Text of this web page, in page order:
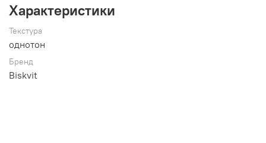
Характеристики
Текстура
однотон
Бренд
Biskvit